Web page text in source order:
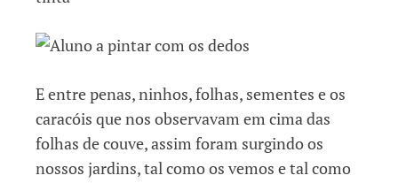
E entre penas, ninhos, folhas, sementes e os
caracóis que nos observavam em cima das
folhas de couve, assim foram surgindo os
nossos jardins, tal como os vemos e tal como